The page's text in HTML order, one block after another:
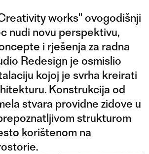
works" ovogodišnji
nudi novu perspektivu,
i rješenja za radna
Redesign je osmislio
kojoj je svrha kreirati
Konstrukcija od
stvara providne zidove u
strukturom
korištenom na